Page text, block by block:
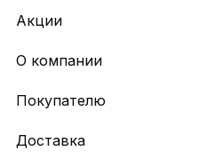
Акции
О компании
Покупателю
Доставка